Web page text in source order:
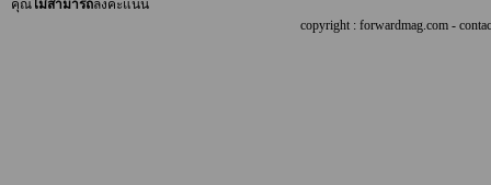
คุณไม่สามารถลงคะแนน
copyright : forwardmag.com -